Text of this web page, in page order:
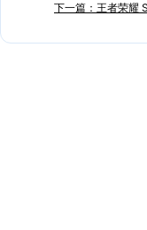
下一篇：王者荣耀